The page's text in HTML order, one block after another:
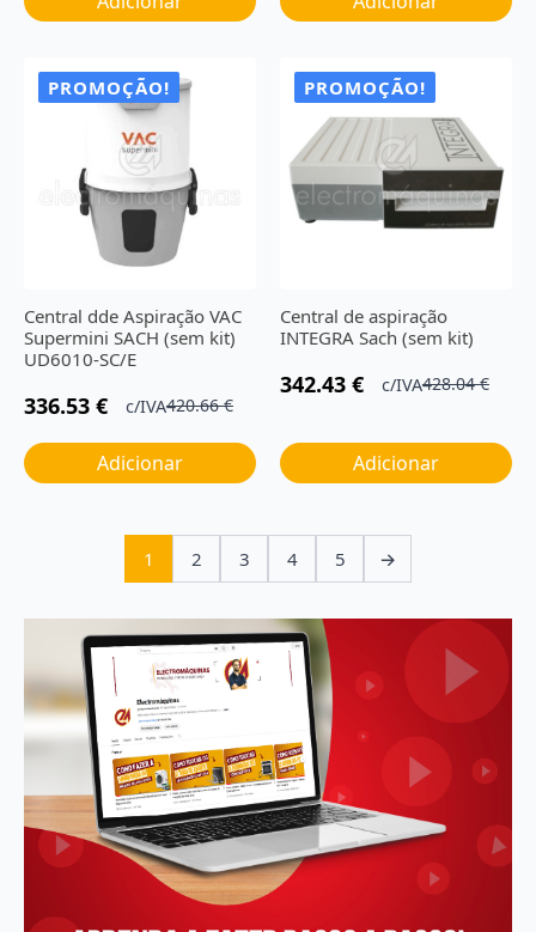
PROMOÇÃO!
Central dde Aspiração VAC
Supermini SACH (sem kit)
UD6010-SC/E
420.66€
O
preço
original
era:
336.53 €
O
preço
atual
é:
c/IVA
Adicionar
PROMOÇÃO!
Central de aspiração
INTEGRA Sach (sem kit)
428.04€
O
original
era:
342.43 €
O
atual
é:
c/IVA
Adicionar
1 2 3 4 5 →